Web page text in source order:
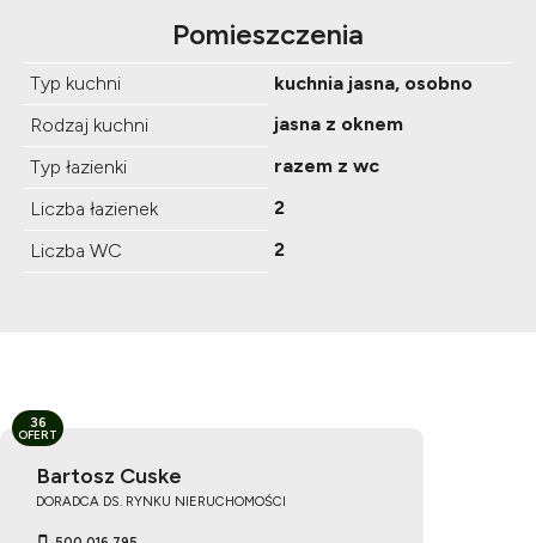
Pomieszczenia
Typ kuchni
kuchnia jasna, osobno
Rodzaj kuchni
jasna z oknem
Typ łazienki
razem z wc
Liczba łazienek
2
Liczba WC
2
Bartosz Cuske
DORADCA DS. RYNKU NIERUCHOMOŚCI
36
OFERT